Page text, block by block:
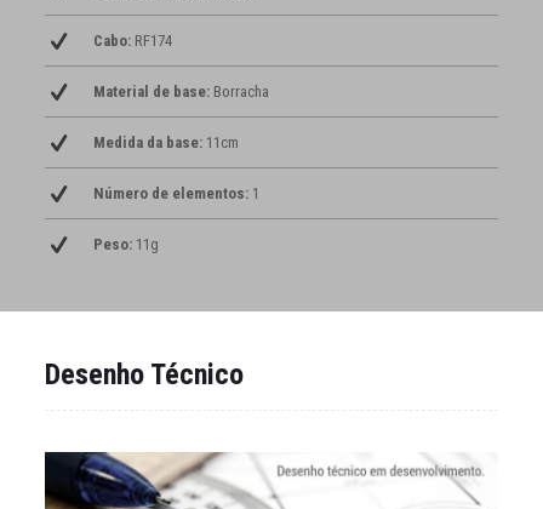
Cabo:RF174
Material de base:Borracha
Medida da base:11cm
Número de elementos:1
Peso:11g
Desenho Técnico